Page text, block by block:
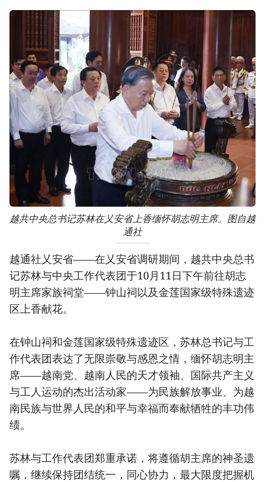
越共中央总书记苏林在乂安省上香缅怀胡志明主席。图自越
通社
越通社乂安省——在乂安省调研期间，越共中央总书
记苏林与中央工作代表团于10月11日下午前往胡志
明主席家族祠堂——钟山祠以及金莲国家级特殊遗迹
区上香献花。
在钟山祠和金莲国家级特殊遗迹区，苏林总书记与工
作代表团表达了无限崇敬与感恩之情，缅怀胡志明主
席——越南党、越南人民的天才领袖、国际共产主义
与工人运动的杰出活动家——为民族解放事业、为越
南民族与世界人民的和平与幸福而奉献牺牲的丰功伟
绩。
苏林与工作代表团郑重承诺，将遵循胡主席的神圣遗
嘱，继续保持团结统一，同心协力，最大限度把握机